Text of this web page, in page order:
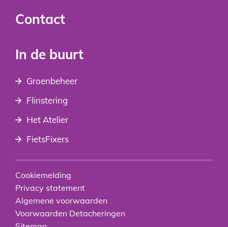
Contact
In de buurt
Groenbeheer
Flinstering
Het Atelier
FietsFixers
Cookiemelding
Privacy statement
Algemene voorwaarden
Voorwaarden Detacheringen